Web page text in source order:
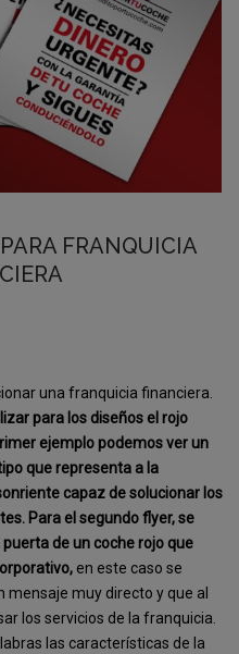
FRANQUICIA
una franquicia financiera.
para los diseños el rojo
ejemplo podemos ver un
que representa a la
capaz de solucionar los
Para el segundo flyer, se
de un coche rojo que
en este caso se
muy directo y que al
los servicios de la franquicia.
las características de la